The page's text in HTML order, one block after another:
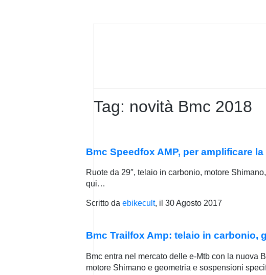
Tag: novità Bmc 2018
Bmc Speedfox AMP, per amplificare
Ruote da 29″, telaio in carbonio, motore
qui…
Scritto da ebikecult, il 30 Agosto 2017
Bmc Trailfox Amp: telaio in carbonio,
Bmc entra nel mercato delle e-Mtb con la nuova
motore Shimano e geometria e sospensioni